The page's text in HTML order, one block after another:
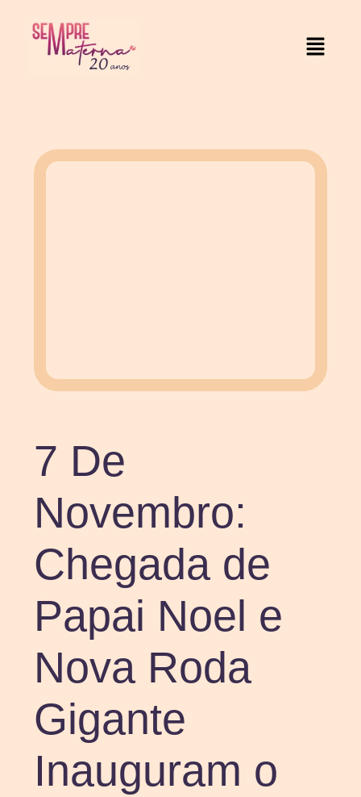
7 De
Novembro:
Chegada de
Papai Noel e
Nova Roda
Gigante
Inauguram o